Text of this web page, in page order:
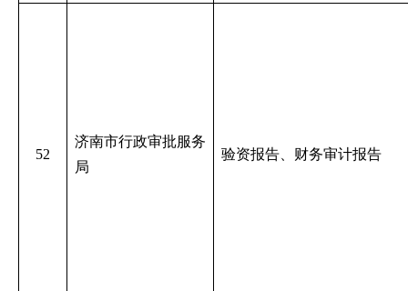
52
济南市行政审批服务
局
验资报告、财务审计报告